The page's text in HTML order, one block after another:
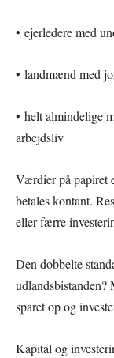
• ejerledere med
• landmænd med
• helt almindelige
arbejdsliv
Værdier på papiret
betales kontant.
eller færre
Den dobbelte
udlandsbistanden?
sparet op og
Kapital og